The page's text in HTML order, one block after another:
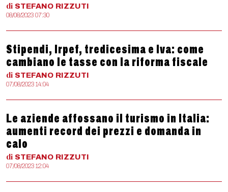
di STEFANO RIZZUTI
08/08/2023 07:30
Stipendi, Irpef, tredicesima e Iva: come
cambiano le tasse con la riforma fiscale
di STEFANO RIZZUTI
07/08/2023 14:04
Le aziende affossano il turismo in Italia:
aumenti record dei prezzi e domanda in
calo
di STEFANO RIZZUTI
07/08/2023 12:04